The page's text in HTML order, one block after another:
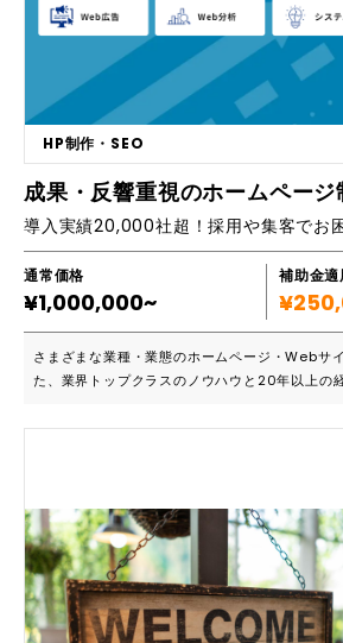
院（※保険適用外事業での導入のみ、補助金対
舗・リフォーム会社・クリニック・整骨院・整体
塾・飲食店・メガネ店・パン屋・銭湯・フラワ
し会社・美容院・ブランド品買取り店・コイン
ン・質屋・クリーニング店・設備会社・補聴器
ナック・カメラスタジオ・スポーツスクール・酒店など ■選ば
由 1.実績が多く安心 創業以来下請けゼロ、全てのご相談をお客様から直
接ご依頼いただいておりますので、多くの事例写
亊ができています。「地域でよく目立っている店
ものだった」と言われることもあります。 2.あらゆる店舗でのデザイン・
施工の経験値が高い 店舗によって建物の形状は異なりますので、その建
物にあったデザインや素材が必要になってきま
件以上の現場調査を経験しあらゆる条件下でのデ
成してきました。このノウハウはあらゆる業種で
まな業界のメディアで取り上げられています。 ■主要機能一覧 ・外観デ
HP制作・SEO
成果・反響重視のホームページ
通常価格
¥1,000,000~
補助金適
さまざまな業種・業態のホームページ・Webサ
た、業界トップクラスのノウハウと20年以上の
運用メニューをご用意しています。また成果や
歓迎） ・採用・人材獲得でお困りの方（媒体や
がうまくいかない・・・） ・Webを利用して、
りたい方（コスト削減されたい方） ・医療機関
りの方（業種特化プランあり） ・女性向けのサ
ている方（女性集客強化プランあり） ・SEOや